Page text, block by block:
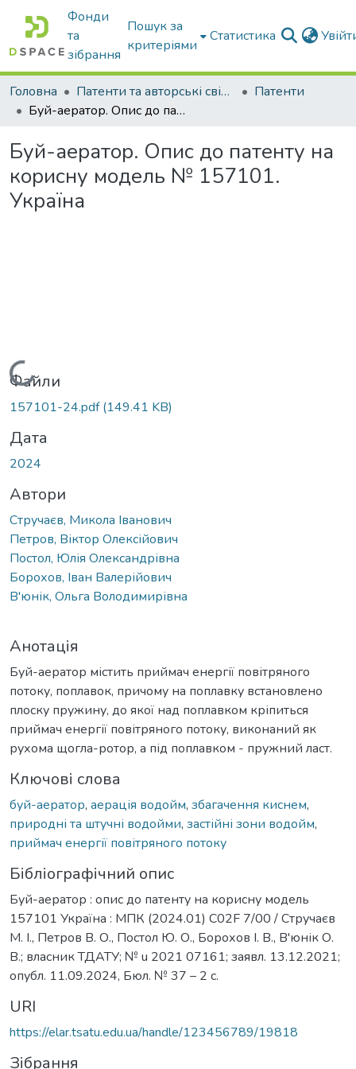
Фонди
та
зібрання
Пошук за
критеріями
Статистика
Головна Патенти та авторські свідоцтва
Патенти
Буй-аератор. Опис до патенту на корисну модель № 157101. Україна
Буй-аератор. Опис до патенту на
корисну модель № 157101.
Україна
Вантажиться...
Файли
157101-24.pdf(149.41 KB)
Дата
2024
Автори
Стручаєв, Микола Іванович
Петров, Віктор Олексійович
Постол, Юлія Олександрівна
Борохов, Іван Валерійович
В'юнік, Ольга Володимирівна
Анотація
Буй-аератор містить приймач енергії повітряного
потоку, поплавок, причому на поплавку встановлено
плоску пружину, до якої над поплавком кріпиться
приймач енергії повітряного потоку, виконаний як
рухома щогла-ротор, а під поплавком - пружний ласт.
Ключові слова
буй-аератор, аерація водойм, збагачення киснем,
природні та штучні водойми, застійні зони водойм,
приймач енергії повітряного потоку
Бібліографічний опис
Буй-аератор : опис до патенту на корисну модель
157101 Україна : МПК (2024.01) C02F 7/00 / Стручаєв
М. І., Петров В. О., Постол Ю. О., Борохов І. В., В'юнік О.
В.; власник ТДАТУ; № u 2021 07161; заявл. 13.12.2021;
опубл. 11.09.2024, Бюл. № 37 – 2 с.
URI
https://elar.tsatu.edu.ua/handle/123456789/19818
Зібрання